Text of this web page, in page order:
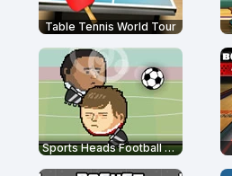
Table Tennis World Tour
Sports Heads Football Championship